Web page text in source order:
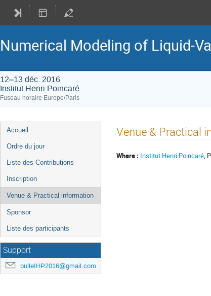
Numerical Modeling of Liquid-
12–13 déc. 2016
Institut Henri Poincaré
Fuseau horaire Europe/Paris
Menu
de
Accueil
Ordre du jour
Liste des Contributions
Inscription
Venue & Practical information
Sponsor
Liste des participants
Support
bulleIHP2016@gmail.com
Venue & Practical
Where : Institut Henri Poincaré,